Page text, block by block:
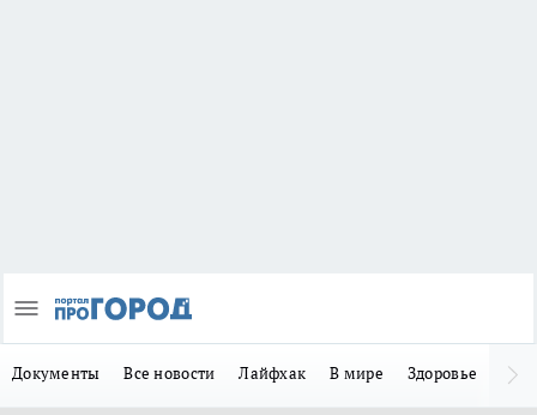
Документы Все новости Лайфхак В мире Здоровье